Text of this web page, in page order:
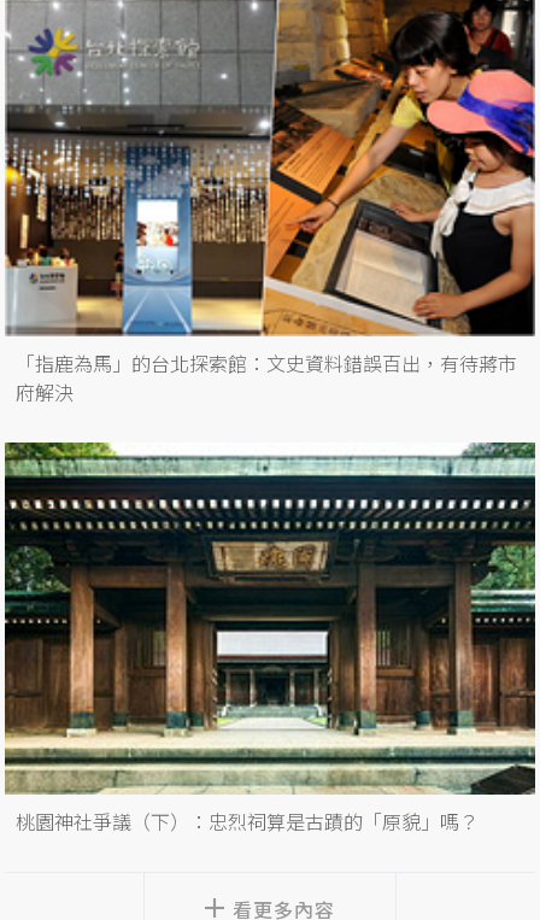
「指鹿為馬」的台北探索館：文史資料錯誤百出，有待蔣市
府解決
桃園神社爭議（下）：忠烈祠算是古蹟的「原貌」嗎？
看更多內容